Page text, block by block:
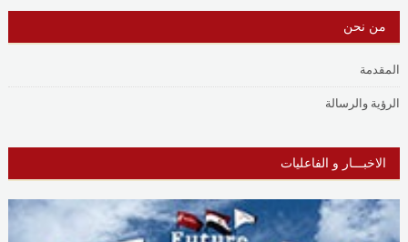
من نحن
المقدمة
الرؤية والرسالة
الاخبـــار و الفاعليات